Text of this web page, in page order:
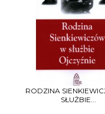
RODZINA
SŁUŻBIE...